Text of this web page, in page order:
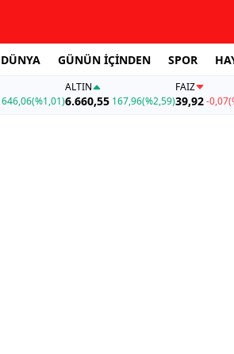
DÜNYA GÜNÜN İÇİNDEN SPOR
646,06(%1,01)
ALTIN
6.660,55 167,96(%2,59)
FAİZ
39,92-0,07